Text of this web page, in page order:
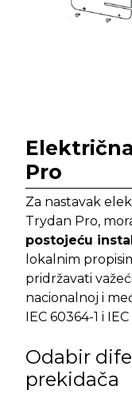
Pro
Za nastavak
Trydan Pro,
postojeću
lokalnim
pridržavati
nacionalnoj i
IEC 60364-1 i
Odabir
prekidača